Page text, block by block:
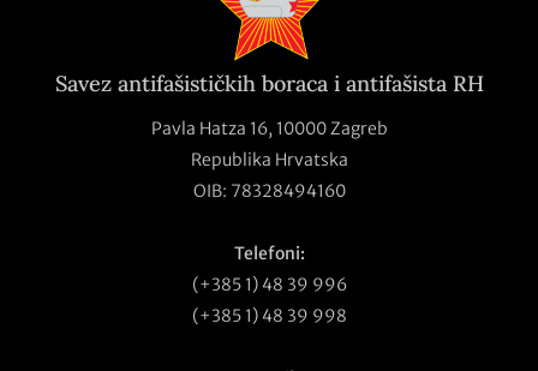
Savez antifašističkih boraca i antifašista RH
Pavla Hatza 16, 10000 Zagreb
Republika Hrvatska
OIB: 78328494160
Telefoni:
(+385 1) 48 39 996
(+385 1) 48 39 998